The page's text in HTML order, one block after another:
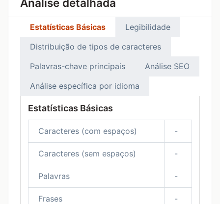
Análise detalhada
Estatísticas Básicas
Legibilidade
Distribuição de tipos de caracteres
Palavras-chave principais
Análise SEO
Análise específica por idioma
Estatísticas Básicas
Caracteres (com espaços) -
Caracteres (sem espaços) -
Palavras -
Frases -